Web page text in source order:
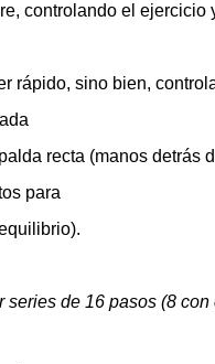
controlando el ejercicio
rápido, sino bien,
recta (manos detrás
para
series de 16 pasos (8